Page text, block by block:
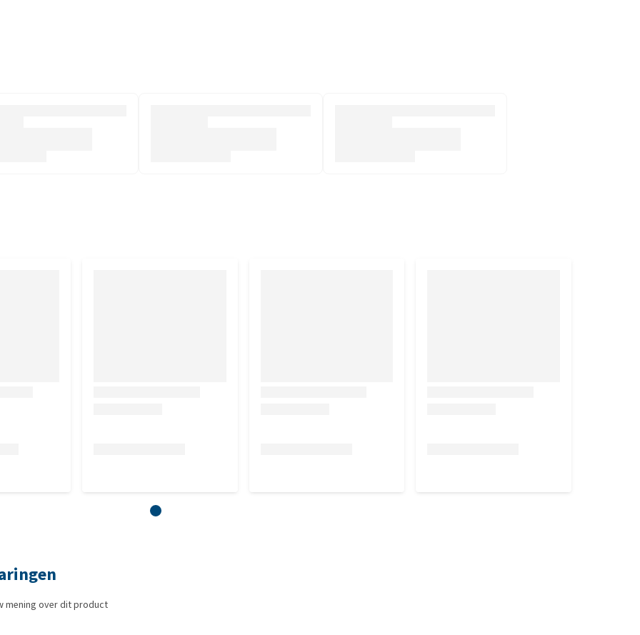
mening over dit product